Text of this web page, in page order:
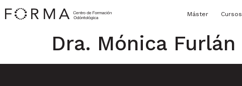
Máster Cursos
Dra. Mónica Furlán